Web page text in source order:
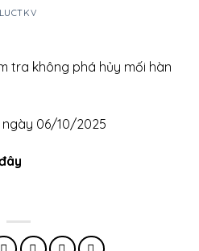
tra không phá hủy mối hàn
ngày 06/10/2025